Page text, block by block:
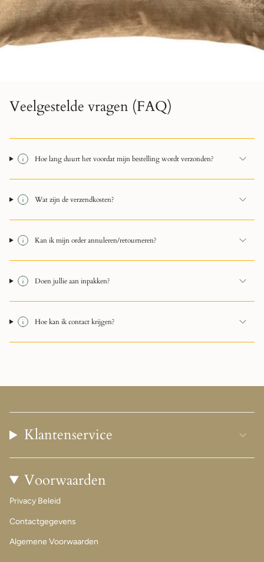
Veelgestelde vragen (FAQ)
Hoe lang duurt het voordat mijn bestelling wordt verzonden?
Wat zijn de verzendkosten?
Kan ik mijn order annuleren/retourneren?
Doen jullie aan inpakken?
Hoe kan ik contact krijgen?
Klantenservice
Voorwaarden
Privacy Beleid
Contactgegevens
Algemene Voorwaarden